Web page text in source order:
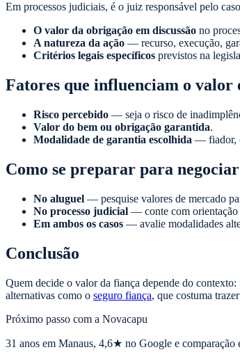
Em processos judiciais, é o juiz responsável pelo
O valor da obrigação em discussão no
A natureza da ação — recurso, execução,
Critérios legais específicos previstos na
Fatores que influenciam o valor
Risco percebido — seja o risco de
Valor do bem ou obrigação garantida.
Modalidade de garantia escolhida — fiador,
Como se preparar para
No aluguel — pesquise valores de mercado
No processo judicial — conte com orientação
Em ambos os casos — avalie modalidades
Conclusão
Quem decide o valor da fiança depende do
alternativas como o seguro fiança, que costuma
Próximo passo com a Novacapu
31 anos em Manaus, 4,6★ no Google e comparação